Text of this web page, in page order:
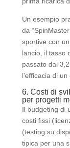
Un esempio
da
sportive con
lancio, il tasso
passato dal
l’efficacia di
6. Costi di
per progetti
Il budgeting di
costi fissi
(testing su
tipica per una